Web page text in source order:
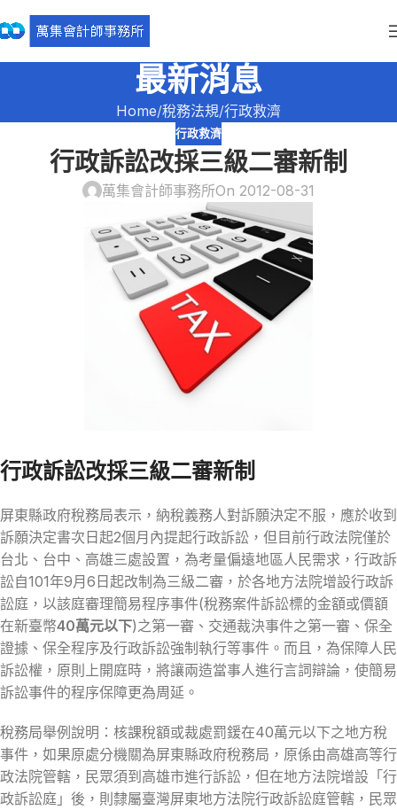
最新消息
Home 稅務法規 行政救濟
行政救濟
行政訴訟改採三級二審新制
萬集會計師事務所On 2012-08-31
行政訴訟改採三級二審新制
屏東縣政府稅務局表示，納稅義務人對訴願決定不服，應於收到
訴願決定書次日起2個月內提起行政訴訟，但目前行政法院僅於
台北、台中、高雄三處設置，為考量偏遠地區人民需求，行政訴
訟自101年9月6日起改制為三級二審，於各地方法院增設行政訴
訟庭，以該庭審理簡易程序事件(稅務案件訴訟標的金額或價額
在新臺幣40萬元以下)之第一審、交通裁決事件之第一審、保全
證據、保全程序及行政訴訟強制執行等事件。而且，為保障人民
訴訟權，原則上開庭時，將讓兩造當事人進行言詞辯論，使簡易
訴訟事件的程序保障更為周延。
稅務局舉例說明：核課稅額或裁處罰鍰在40萬元以下之地方稅
事件，如果原處分機關為屏東縣政府稅務局，原係由高雄高等行
政法院管轄，民眾須到高雄市進行訴訟，但在地方法院增設「行
政訴訟庭」後，則隸屬臺灣屏東地方法院行政訴訟庭管轄，民眾